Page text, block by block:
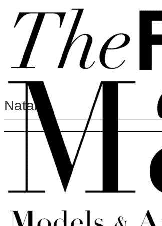
Vai al contenuto principale Vai al piè di pagina
Natalia